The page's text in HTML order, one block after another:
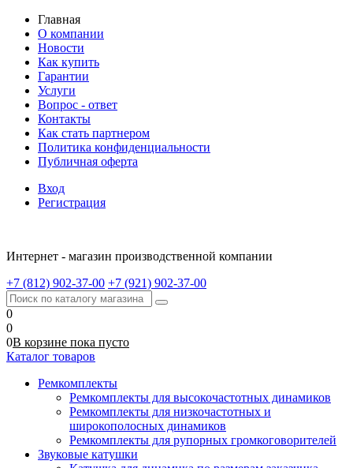
Главная
О компании
Новости
Как купить
Гарантии
Услуги
Вопрос - ответ
Контакты
Как стать партнером
Политика конфиденциальности
Публичная оферта
Вход
Регистрация
Интернет - магазин производственной компании
+7 (812) 902-37-00 +7 (921) 902-37-00
0
0
0В корзине пока пусто
Каталог товаров
Ремкомплекты
Ремкомплекты для высокочастотных динамиков
Ремкомплекты для низкочастотных и
широкополосных динамиков
Ремкомплекты для рупорных громкоговорителей
Звуковые катушки